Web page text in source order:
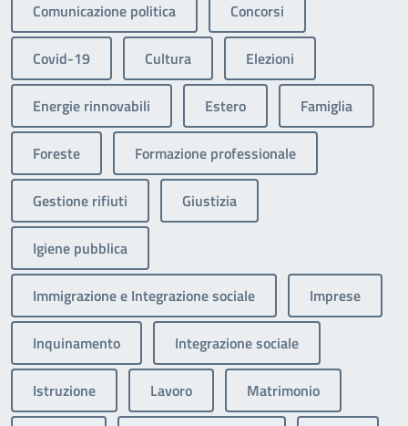
Comunicazione politica Concorsi
Covid-19 Cultura Elezioni
Energie rinnovabili Estero Famiglia
Foreste Formazione professionale
Gestione rifiuti Giustizia
Igiene pubblica
Immigrazione e Integrazione sociale Imprese
Inquinamento Integrazione sociale
Istruzione Lavoro Matrimonio